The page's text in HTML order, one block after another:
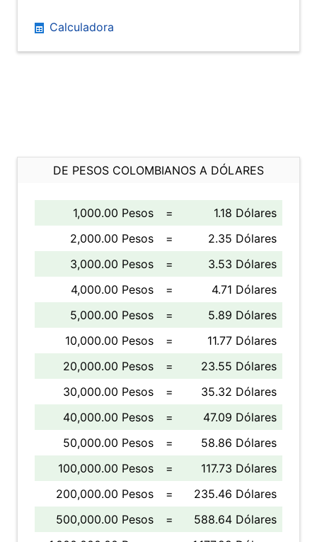
Calculadora
DE PESOS COLOMBIANOS A DÓLARES
1,000.00 Pesos =
1.18 Dólares
2,000.00 Pesos
=
2.35 Dólares
3,000.00 Pesos
=
3.53 Dólares
4,000.00 Pesos
=
4.71 Dólares
5,000.00 Pesos
=
5.89 Dólares
10,000.00 Pesos
=
11.77 Dólares
20,000.00 Pesos
=
23.55 Dólares
30,000.00 Pesos
=
35.32 Dólares
40,000.00 Pesos
=
47.09 Dólares
50,000.00 Pesos
=
58.86 Dólares
100,000.00 Pesos
=
117.73 Dólares
200,000.00 Pesos
=
235.46 Dólares
500,000.00 Pesos
=
588.64 Dólares